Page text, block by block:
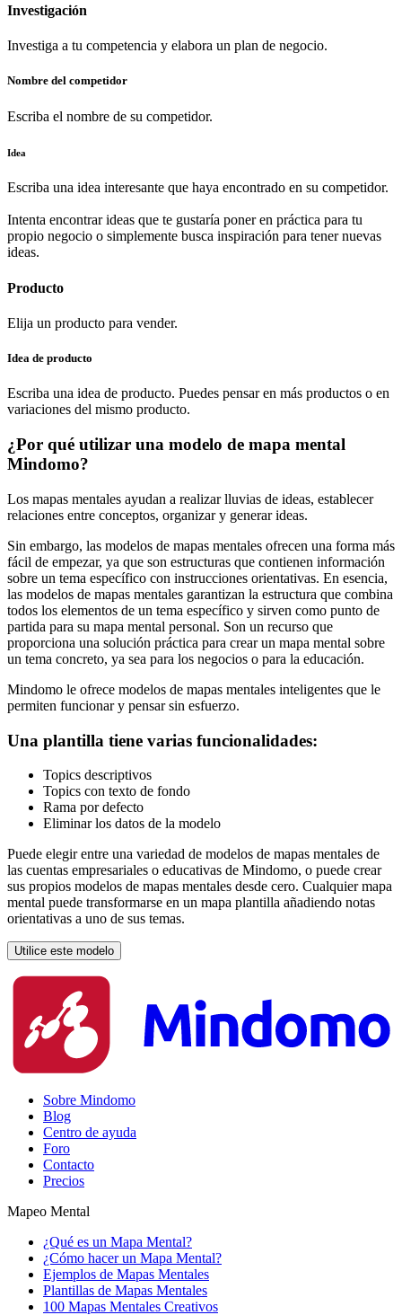
Investigación
Investiga a tu competencia y elabora un plan de negocio.
Nombre del competidor
Escriba el nombre de su competidor.
Idea
Escriba una idea interesante que haya encontrado en su competidor.
Intenta encontrar ideas que te gustaría poner en práctica para tu
propio negocio o simplemente busca inspiración para tener nuevas
ideas.
Producto
Elija un producto para vender.
Idea de producto
Escriba una idea de producto. Puedes pensar en más productos o en
variaciones del mismo producto.
¿Por qué utilizar una modelo de mapa mental
Mindomo?
Los mapas mentales ayudan a realizar lluvias de ideas, establecer
relaciones entre conceptos, organizar y generar ideas.
Sin embargo, las modelos de mapas mentales ofrecen una forma más
fácil de empezar, ya que son estructuras que contienen información
sobre un tema específico con instrucciones orientativas. En esencia,
las modelos de mapas mentales garantizan la estructura que combina
todos los elementos de un tema específico y sirven como punto de
partida para su mapa mental personal. Son un recurso que
proporciona una solución práctica para crear un mapa mental sobre
un tema concreto, ya sea para los negocios o para la educación.
Mindomo le ofrece modelos de mapas mentales inteligentes que le
permiten funcionar y pensar sin esfuerzo.
Una plantilla tiene varias funcionalidades:
Topics descriptivos
Topics con texto de fondo
Rama por defecto
Eliminar los datos de la modelo
Puede elegir entre una variedad de modelos de mapas mentales de
las cuentas empresariales o educativas de Mindomo, o puede crear
sus propios modelos de mapas mentales desde cero. Cualquier mapa
mental puede transformarse en un mapa plantilla añadiendo notas
orientativas a uno de sus temas.
Utilice este modelo
Sobre Mindomo
Blog
Centro de ayuda
Foro
Contacto
Precios
Mapeo Mental
¿Qué es un Mapa Mental?
¿Cómo hacer un Mapa Mental?
Ejemplos de Mapas Mentales
Plantillas de Mapas Mentales
100 Mapas Mentales Creativos